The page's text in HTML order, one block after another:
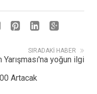
SIRADAKI HABER
yoğun ilgi
Artacak